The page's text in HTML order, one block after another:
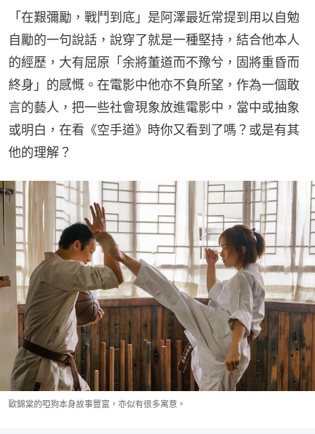
「在艱彌勵，戰鬥到底」是阿澤最近常提到用以自勉
自勵的一句說話，說穿了就是一種堅持，結合他本人
的經歷，大有屈原「余將董道而不豫兮，固將重昏而
終身」的感慨。在電影中他亦不負所望，作為一個敢
言的藝人，把一些社會現象放進電影中，當中或抽象
或明白，在看《空手道》時你又看到了嗎？或是有其
他的理解？
歐錦棠的啞狗本身故事豐富，亦似有很多寓意。